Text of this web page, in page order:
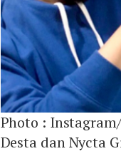
Photo :
Desta dan Nycta